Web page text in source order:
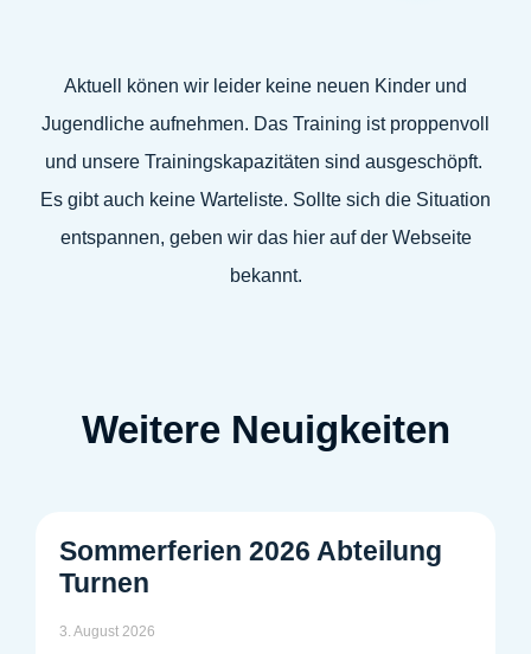
Aktuell könen wir leider keine neuen Kinder und
Jugendliche aufnehmen. Das Training ist proppenvoll
und unsere Trainingskapazitäten sind ausgeschöpft.
Es gibt auch keine Warteliste. Sollte sich die Situation
entspannen, geben wir das hier auf der Webseite
bekannt.
Weitere Neuigkeiten
Sommerferien 2026 Abteilung
Turnen
3. August 2026